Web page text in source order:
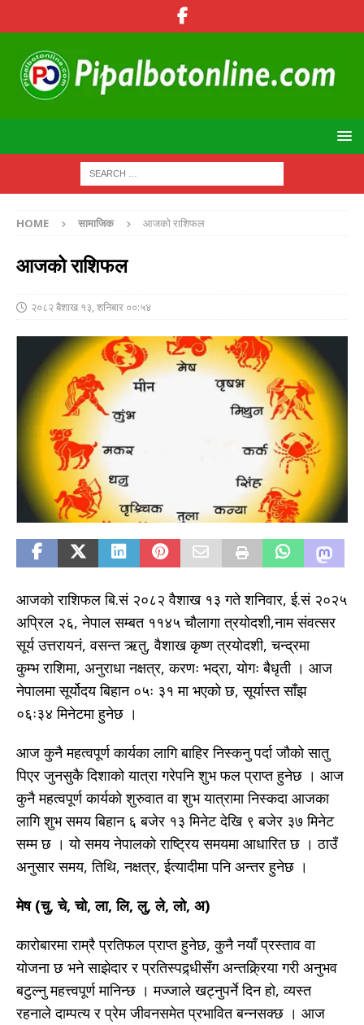
HOME सामाजिक आजको राशिफल
आजको राशिफल
२०८२ बैशाख १३, शनिबार ००:५४
आजको राशिफल बि.सं २०८२ वैशाख १३ गते शनिवार, ई.सं २०२५
अप्रिल २६, नेपाल सम्बत ११४५ चाैलागा त्रयाेदशी,नाम संवत्सर
सूर्य उत्तरायनं, वसन्त ऋतु, वैशाख कृष्ण त्रयाेदशी, चन्द्रमा
कुम्भ राशिमा, अनुराधा नक्षत्र, करणः भद्रा, योगः बैधृती । आज
नेपालमा सूर्योदय बिहान ०५ः ३१ मा भएको छ, सूर्यास्त साँझ
०६ः३४ मिनेटमा हुनेछ ।
आज कुनै महत्वपूर्ण कार्यका लागि बाहिर निस्कनु पर्दा जाैकाे सातु
पिएर जुनसुकै दिशाको यात्रा गरेपनि शुभ फल प्राप्त हुनेछ । आज
कुनै महत्वपूर्ण कार्यको शुरुवात वा शुभ यात्रामा निस्कदा आजका
लागि शुभ समय बिहान ६ बजेर १३ मिनेट देखि ९ बजेर ३७ मिनेट
सम्म छ । यो समय नेपालको राष्ट्रिय समयमा आधारित छ । ठाउँ
अनुसार समय, तिथि, नक्षत्र, ईत्यादीमा पनि अन्तर हुनेछ ।
मेष (चु, चे, चो, ला, लि, लु, ले, लो, अ)
कारोबारमा राम्रै प्रतिफल प्राप्त हुनेछ, कुनै नयाँ प्रस्ताव वा
योजना छ भने साझेदार र प्रतिस्पद्र्धीसँग अन्तक्र्रिया गरी अनुभव
बटुल्नु महत्त्वपूर्ण मानिन्छ । मज्जाले खट्नुपर्ने दिन हो, व्यस्त
रहनाले दाम्पत्य र प्रेम जीवनसमेत प्रभावित बन्नसक्छ । आज